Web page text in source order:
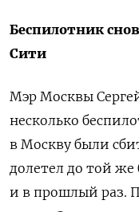
Беспилотник
Сити
Мэр Москвы
несколько
в Москву были
долетел до той
и в прошлый раз.